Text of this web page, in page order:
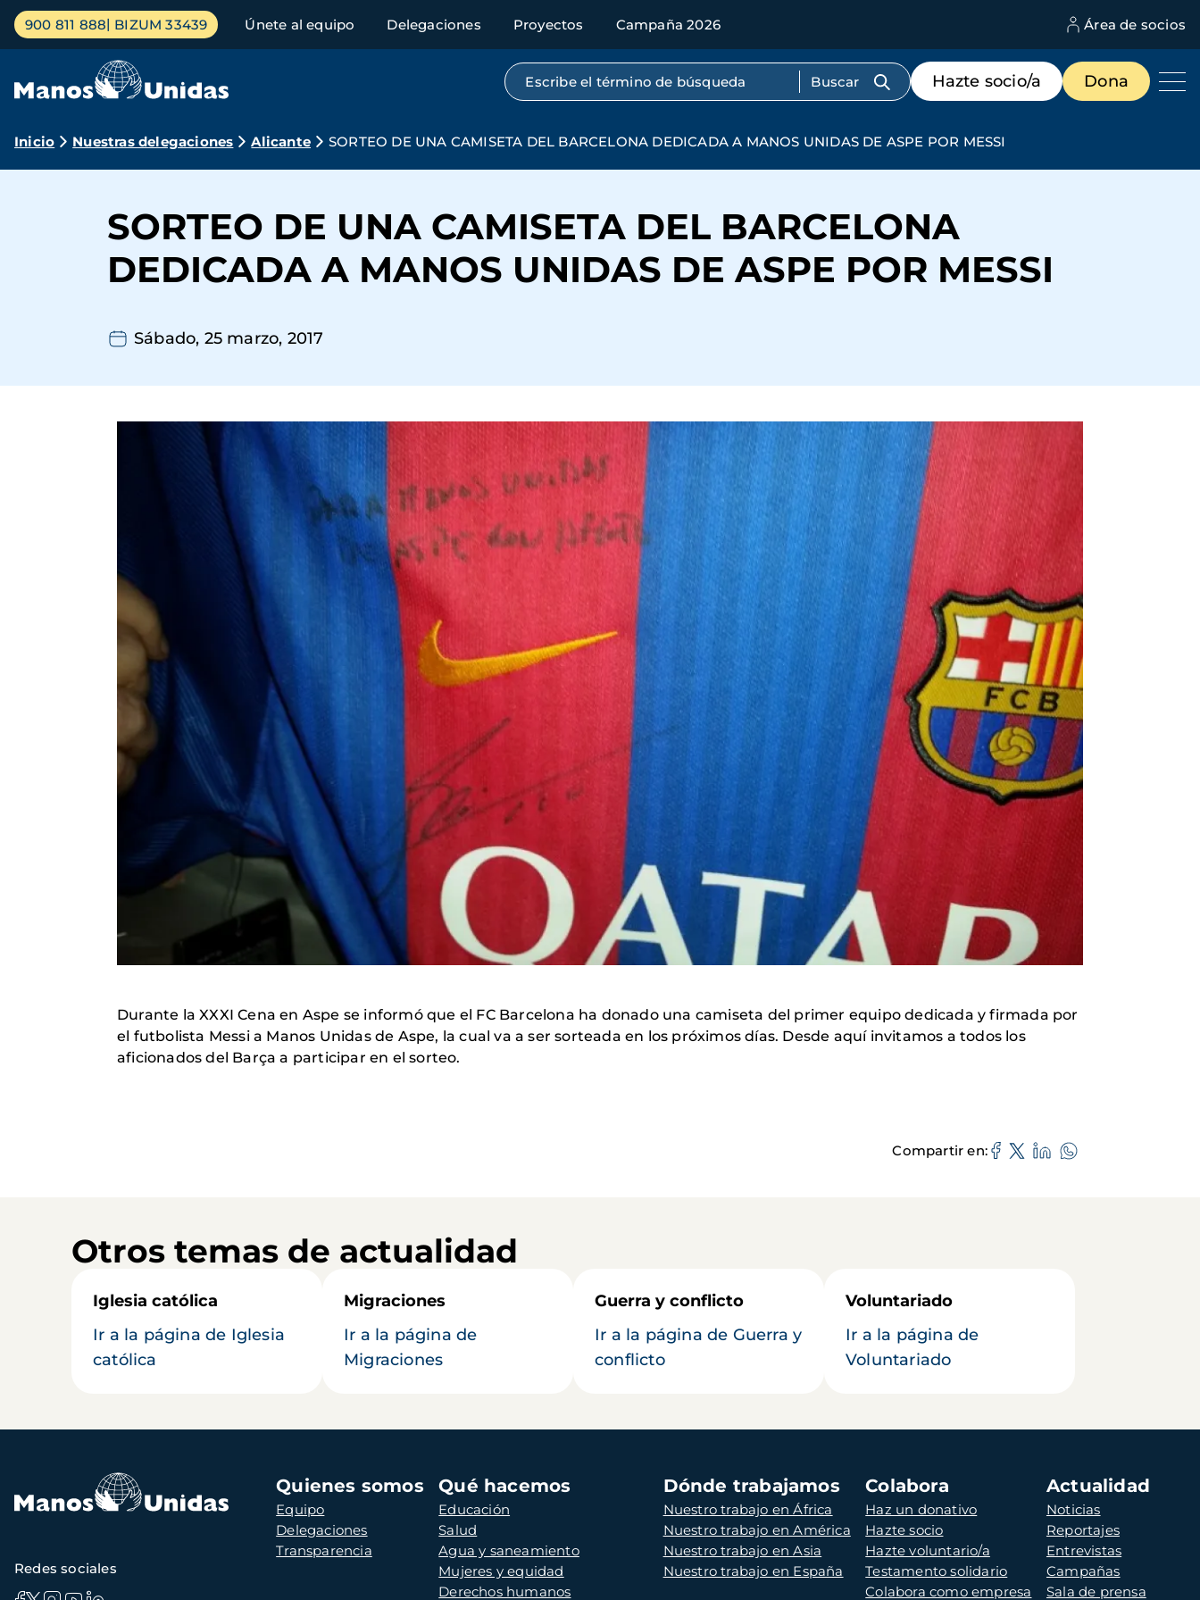
Pasar
contenido
Menú
principal
900 811 888 BIZUM 33439 Únete al equipo Delegaciones Proyectos Campaña 2026 Área de socios
Búsqueda por texto completo
Menú
de
destacados
Hazte socio/a Dona
Ruta
navegación
Inicio Nuestras delegaciones Alicante SORTEO DE UNA CAMISETA DEL BARCELONA DEDICADA A MANOS UNIDAS DE ASPE POR MESSI
SORTEO DE UNA CAMISETA DEL BARCELONA
DEDICADA A MANOS UNIDAS DE ASPE POR MESSI
Sábado, 25 marzo, 2017
Durante la XXXI Cena en Aspe se informó que el FC Barcelona ha donado una camiseta del primer equipo dedicada y firmada por
el futbolista Messi a Manos Unidas de Aspe, la cual va a ser sorteada en los próximos días. Desde aquí invitamos a todos los
aficionados del Barça a participar en el sorteo.
Compartir en
Otros temas de actualidad
Iglesia católica
Ir a la página de Iglesia
católica
Migraciones
Ir a la página de
Migraciones
Guerra y conflicto
Ir a la página de Guerra y
conflicto
Voluntariado
Ir a la página de
Voluntariado
Navegación
principal
Quienes somos
Equipo
Delegaciones
Transparencia
Qué hacemos
Educación
Salud
Agua y saneamiento
Mujeres y equidad
Derechos humanos
Dónde trabajamos
Nuestro trabajo en África
Nuestro trabajo en América
Nuestro trabajo en Asia
Nuestro trabajo en España
Colabora
Haz un donativo
Hazte socio
Hazte voluntario/a
Testamento solidario
Colabora como empresa
Actualidad
Noticias
Reportajes
Entrevistas
Campañas
Sala de prensa
Redes sociales